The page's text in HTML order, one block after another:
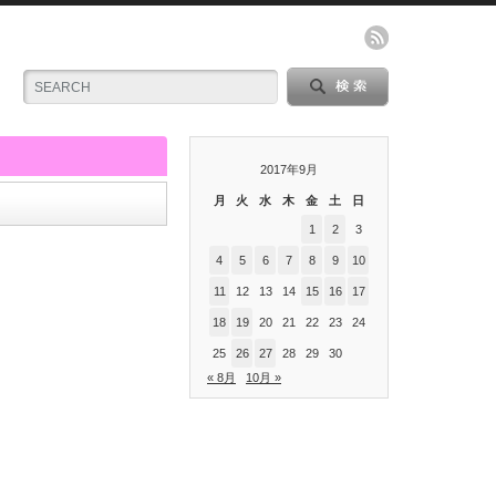
2017年9月
月 火 水 木 金 土 日
1 2 3
4 5 6 7 8 9 10
11 12 13 14 15 16 17
18 19 20 21 22 23 24
25 26 27 28 29
30
« 8月
10月 »